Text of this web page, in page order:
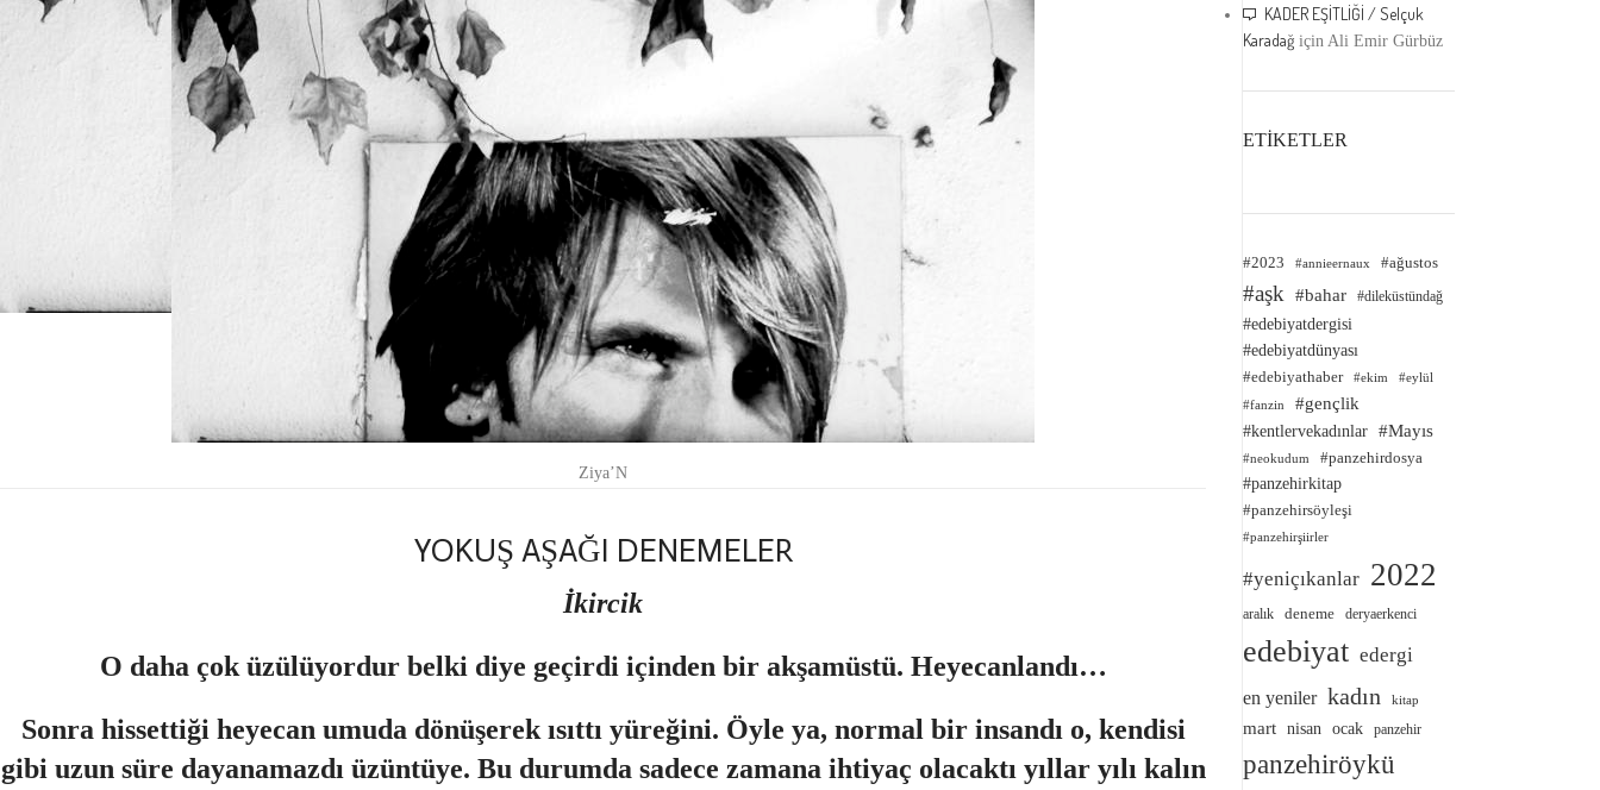
Ziya’N
YOKUŞ AŞAĞI DENEMELER
İkircik
O daha çok üzülüyordur belki diye geçirdi içinden bir akşamüstü. Heyecanlandı…
Sonra hissettiği heyecan umuda dönüşerek ısıttı yüreğini. Öyle ya, normal bir insandı o, kendisi
gibi uzun süre dayanamazdı üzüntüye. Bu durumda sadece zamana ihtiyaç olacaktı yıllar yılı kalın
KADER EŞİTLİĞİ / Selçuk
Karadağ için Ali Emir Gürbüz
ETİKETLER
#2023 #annieernaux #ağustos
#aşk #bahar #dileküstündağ
#edebiyatdergisi
#edebiyatdünyası
#edebiyathaber #ekim #eylül
#fanzin
#gençlik
#kentlervekadınlar #Mayıs
#neokudum
#panzehirdosya
#panzehirkitap
#panzehirsöyleşi
#panzehirşiirler
#yeniçıkanlar 2022
aralık deneme deryaerkenci
edebiyat edergi
en yeniler kadın kitap
mart nisan ocak panzehir
panzehiröykü